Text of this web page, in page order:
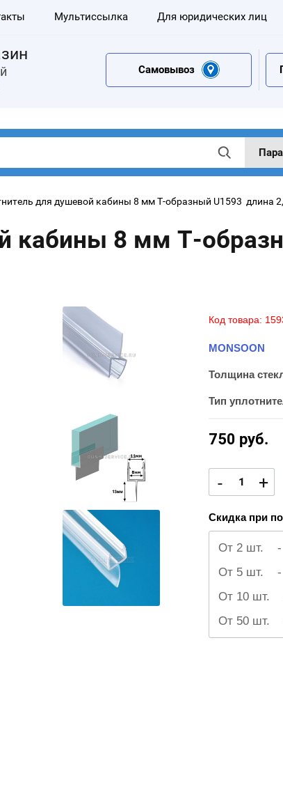
Мультиссылка Для юридических лиц
Самовывоз
для душевой кабины 8 мм Т-образный U1593  длина
кабины 8 мм Т-
Код товара:
MONSOON
Толщина
Тип
750 руб.
- +
Скидка при
От 2 шт. -
От 5 шт.
-
От 10 шт.
От 50 шт.